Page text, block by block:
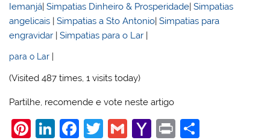
Iemanjá|Simpatias Dinheiro & Prosperidade|Simpatias
angelicais |Simpatias a Sto Antonio|Simpatias para
engravidar |Simpatias para o Lar |
para o Lar |
(Visited 487 times, 1 visits today)
Partilhe, recomende e vote neste artigo
Pi Li F
T
G
Y
Pr